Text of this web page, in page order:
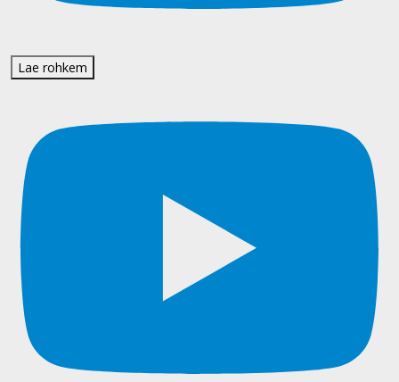
Lae rohkem